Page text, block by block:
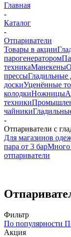
Главная
-
Каталог
-
Отпариватели
Товары в акции
парогенератором
техникаМанекены
прессыГладильные
доскиУценённые
колодкиНожницы
техники
чайники
-
Отпариватели с
Для магазинов
пара от 3 барМного
отпариватели
Фильтр
По популярности
Акция